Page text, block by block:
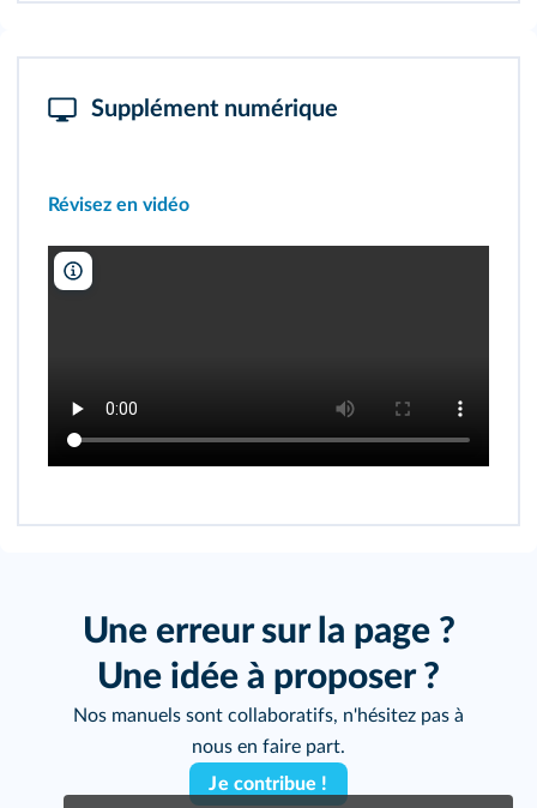
Supplément numérique
Révisez en vidéo
Une erreur sur la page ?
Une idée à proposer ?
Nos manuels sont collaboratifs, n'hésitez pas à
nous en faire part.
Je contribue !